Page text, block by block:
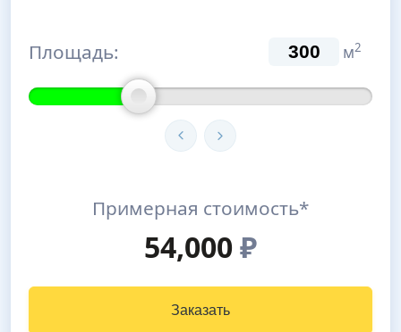
Площадь: м2
Примерная стоимость*
54,000₽
Заказать